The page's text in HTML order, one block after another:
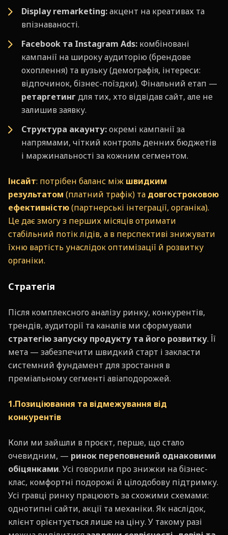
Display remarketing:акцент на креативах та
впізнаваності.
Facebook та Instagram Ads: комбіновані
кампанії на широку аудиторію (брендове
охоплення) та вузьку (демографія, інтереси:
відпочинок, бізнес-поїздки). Фінальний етап —
ретаргетинг для тих, хто відвідав сайт, але не
залишив заявку.
Структура акаунту:окремі кампанії за
напрямами, чіткий контроль денних бюджетів
і маржинальності за кожним сегментом.
Інсайт: потрібен баланс між швидким
результатом (платний трафік) та довгостроковою
ефективністю(партнерські інтеграції, органіка).
Це дає змогу з перших місяців отримати
стабільний потік лідів, а в перспективі знижувати
їхню вартість унаслідок оптимізації й розвитку
органіки.
Стратегія
Після комплексного аналізу ринку, конкурентів,
трендів, аудиторії та каналів ми сформували
стратегію запуску продукту та його розвитку. Її
мета — забезпечити швидкий старт і закласти
системний фундамент для зростання в
преміальному сегменті авіаподорожей.
1.Позиціювання та відмежування від
конкурентів
Коли ми зайшли в проєкт, перше, що стало
очевидним, — ринок переповнений однаковими
обіцянками. Усі говорили про знижки на бізнес-
клас, комфортні подорожі й цілодобову підтримку.
Усі гравці ринку працюють за схожими схемами:
однотипні сайти, акції та механіки. Як наслідок,
клієнт орієнтується лише на ціну. У такому разі